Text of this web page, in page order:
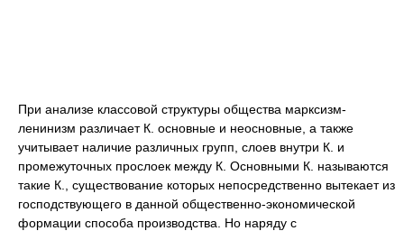
При анализе классовой структуры общества марксизм-
ленинизм различает К. основные и неосновные, а также
учитывает наличие различных групп, слоев внутри К. и
промежуточных прослоек между К. Основными К. называются
такие К., существование которых непосредственно вытекает из
господствующего в данной общественно-экономической
формации способа производства. Но наряду с